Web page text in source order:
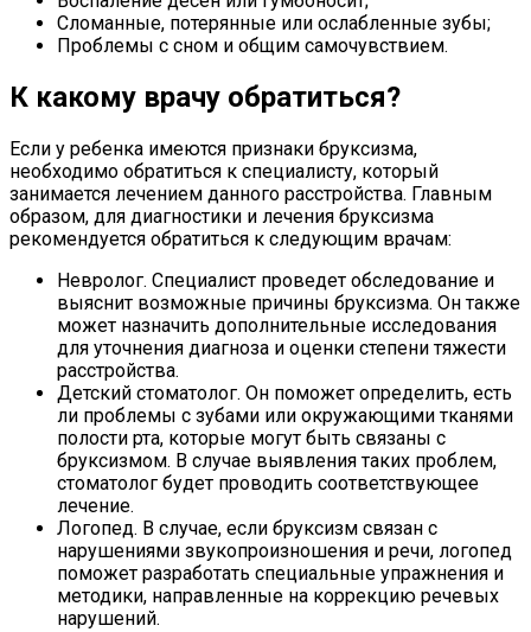
Сломанные, потерянные или ослабленные зубы;
Проблемы с сном и общим самочувствием.
К какому врачу обратиться?
Если у ребенка имеются признаки бруксизма,
необходимо обратиться к специалисту, который
занимается лечением данного расстройства. Главным
образом, для диагностики и лечения бруксизма
рекомендуется обратиться к следующим врачам:
Невролог. Специалист проведет обследование и
выяснит возможные причины бруксизма. Он также
может назначить дополнительные исследования
для уточнения диагноза и оценки степени тяжести
расстройства.
Детский стоматолог. Он поможет определить, есть
ли проблемы с зубами или окружающими тканями
полости рта, которые могут быть связаны с
бруксизмом. В случае выявления таких проблем,
стоматолог будет проводить соответствующее
лечение.
Логопед. В случае, если бруксизм связан с
нарушениями звукопроизношения и речи, логопед
поможет разработать специальные упражнения и
методики, направленные на коррекцию речевых
нарушений.